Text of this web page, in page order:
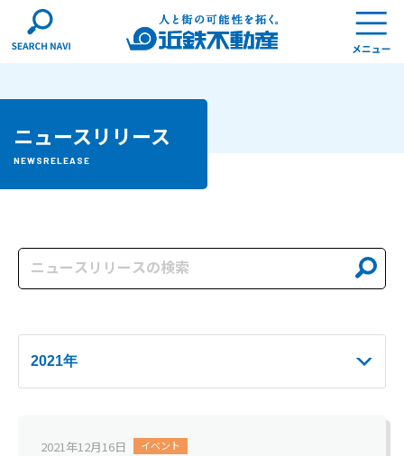
ニュースリリース
NEWSRELEASE
2021年12月16日 イベント